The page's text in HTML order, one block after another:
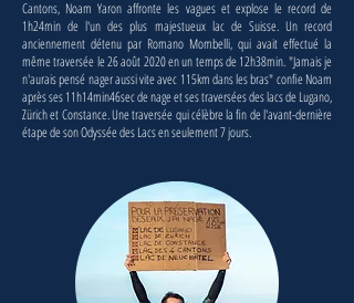
Cantons, Noam Yaron affronte les vagues et explose le record de
1h24min de l'un des plus majestueux lac de Suisse. Un record
anciennement détenu par Romano Mombelli, qui avait effectué la
même traversée le 26 août 2020 en un temps de 12h38min. "Jamais je
n'aurais pensé nager aussi vite avec 115km dans les bras" confie Noam
après ses 11h14min46sec de nage et ses traversées des lacs de Lugano,
Zürich et Constance. Une traversée qui célèbre la fin de l'avant-dernière
étape de son Odyssée des Lacs en seulement 7 jours.